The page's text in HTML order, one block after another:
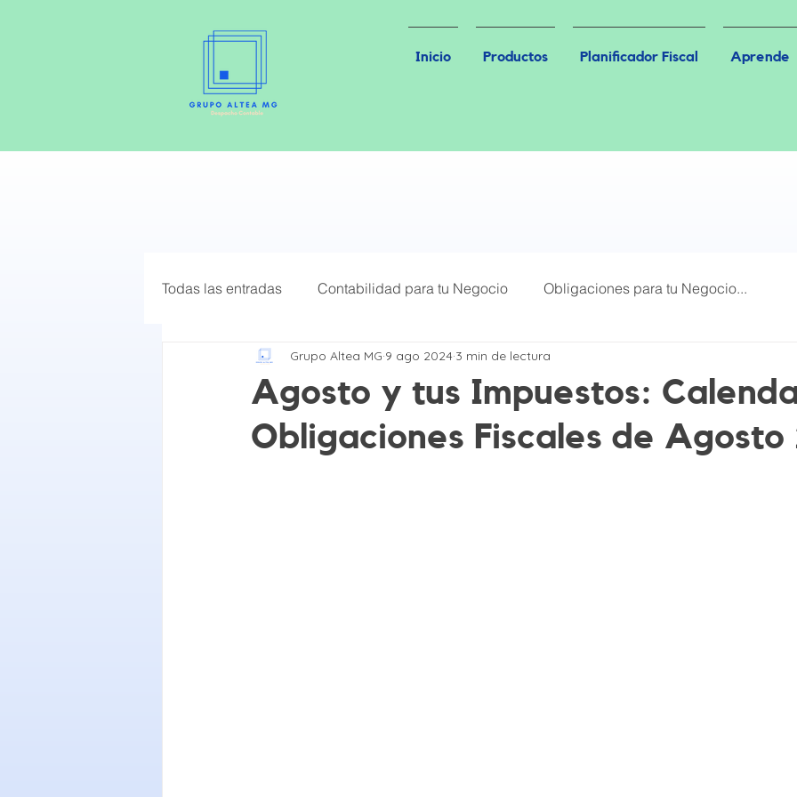
Inicio Productos Planificador Fiscal Aprende
Todas las entradas Contabilidad para tu Negocio Obligaciones para tu Negocio...
Elige el mejor Régimen Fiscal Más Leídos Plataformas Digitales
Agosto y tus Impuestos:
Obligaciones Fiscales de Agosto
Grupo Altea MG 9 ago 2024 3 min de lectura